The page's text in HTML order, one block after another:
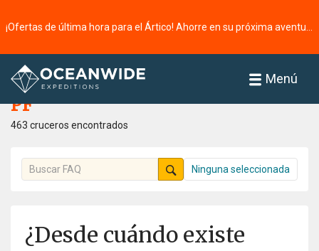
Menú
Página principal
PF
463 cruceros encontrados
Ninguna seleccionada
¿Desde cuándo existe